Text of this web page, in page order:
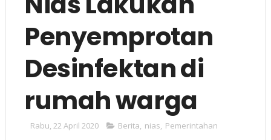
Penyemprotan
Desinfektan di
rumah warga
Rabu, 22 April 2020 Berita, nias, Pemerintahan